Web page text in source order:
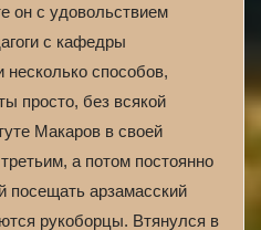
он с удовольствием
с кафедры
несколько способов,
просто, без всякой
Макаров в своей
а потом постоянно
посещать арзамасский
рукоборцы. Втянулся в